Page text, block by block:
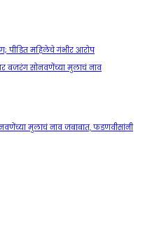
पीडित महिलेचे गंभीर आरोप
मुलाचं नाव जबाबात, फडणवीसांनी